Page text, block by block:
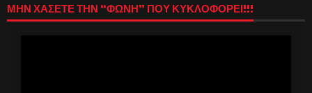
ΜΗΝ ΧΑΣΕΤΕ ΤΗΝ “ΦΩΝΗ” ΠΟΥ ΚΥΚΛΟΦΟΡΕΙ!!!